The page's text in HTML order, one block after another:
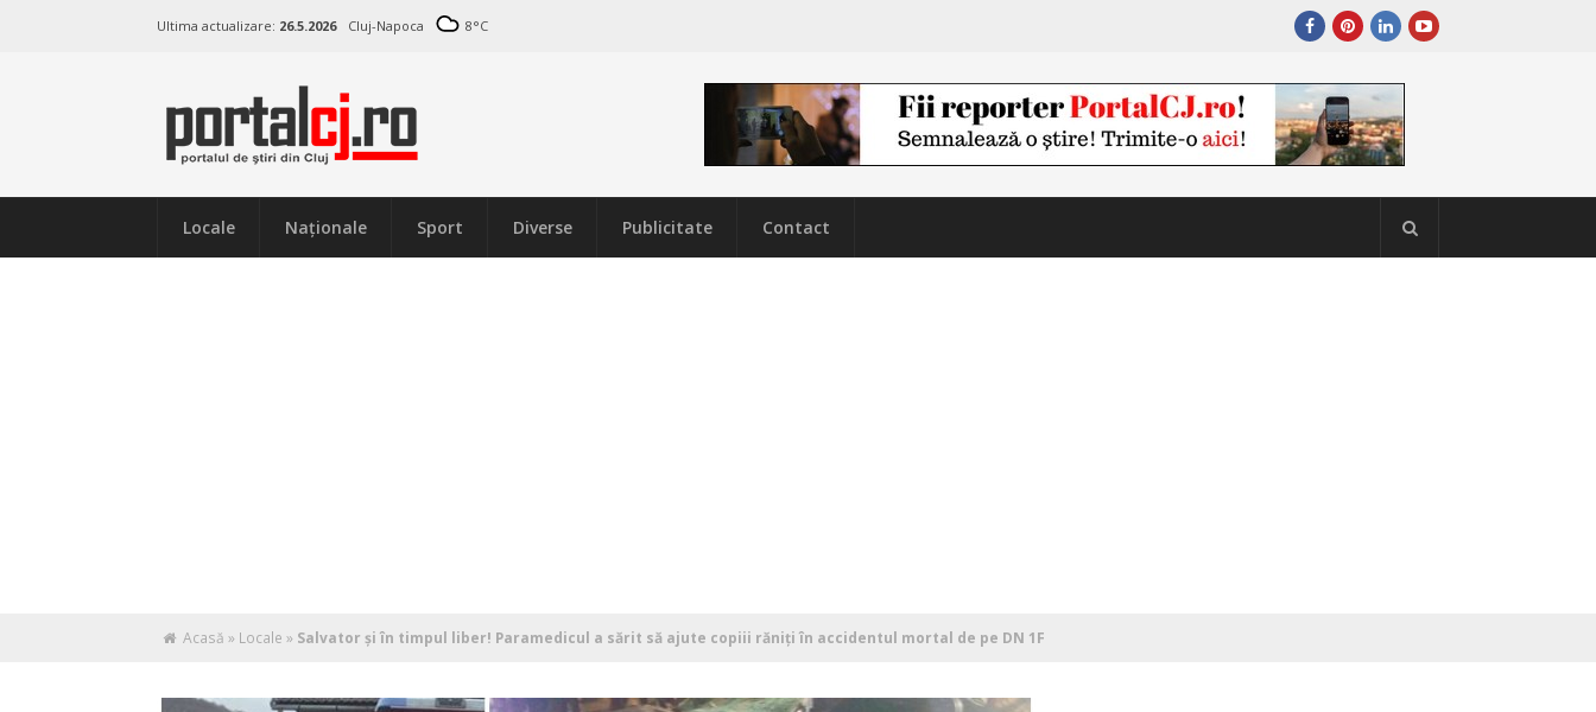
Ultima actualizare: 26.5.2026 Cluj-Napoca 8°C
Locale Naţionale Sport Diverse Publicitate Contact
Acasă » Locale » Salvator şi în timpul liber! Paramedicul a sărit să ajute copiii răniţi în accidentul mortal de pe DN 1F